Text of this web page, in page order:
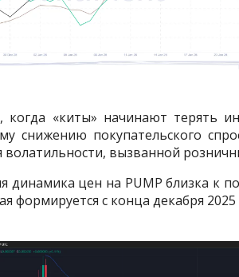
когда «киты» начинают терять
снижению покупательского
волатильности, вызванной
динамика цен на PUMP близка к
формируется с конца декабря 2025